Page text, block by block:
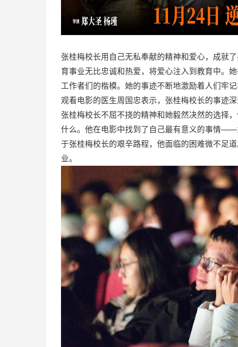
张桂梅校长用自己无私奉献的精神和爱心，成就
育事业无比忠诚和热爱，将爱心注入到教育中。
工作者们的楷模。她的事迹不断地激励着人们牢
观看电影的医生周国忠表示，张桂梅校长的事迹
张桂梅校长不屈不挠的精神和她毅然决然的选择
什么。他在电影中找到了自己最有意义的事情
于张桂梅校长的艰辛路程，他面临的困难微不足
业。